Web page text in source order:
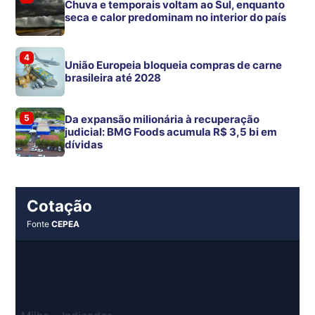
Chuva e temporais voltam ao Sul, enquanto
seca e calor predominam no interior do país
4
União Europeia bloqueia compras de carne
brasileira até 2028
5
Da expansão milionária à recuperação
judicial: BMG Foods acumula R$ 3,5 bi em
dívidas
Cotação
FonteCEPEA